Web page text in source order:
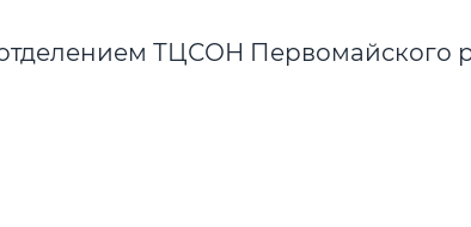
отделением ТЦСОН Первомайского